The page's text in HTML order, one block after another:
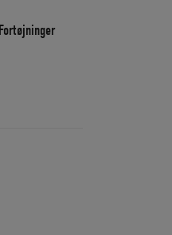
Fortøjninger